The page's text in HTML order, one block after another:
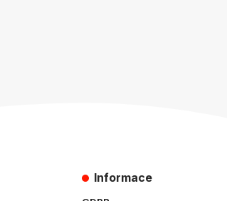
Informace